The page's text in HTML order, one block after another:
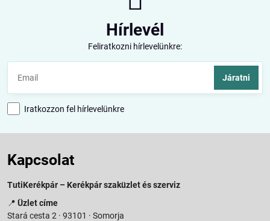
Hírlevél
Feliratkozni hírlevelünkre:
Járatni
Iratkozzon fel hírlevelünkre
Kapcsolat
TutiKerékpár – Kerékpár szaküzlet és szerviz
📍 Üzlet címe
Stará cesta 2 · 93101 · Somorja